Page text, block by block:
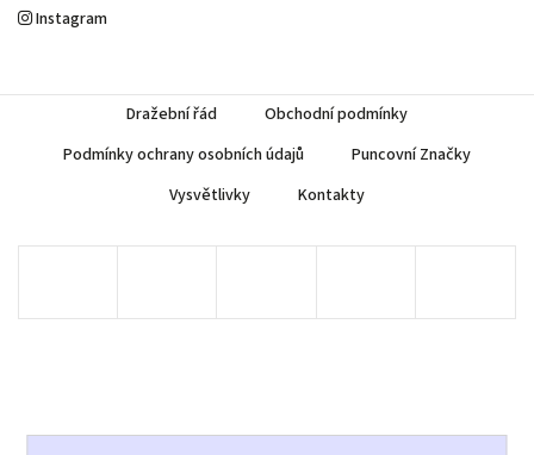
Instagram
Dražební řád
Obchodní podmínky
Podmínky ochrany osobních údajů
Puncovní Značky
Vysvětlivky
Kontakty